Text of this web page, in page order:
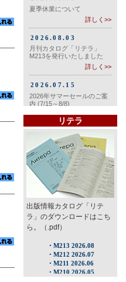
リテラ
出版情報カタログ「リテ
ラ」のダウンロードはこち
ら。（.pdf）